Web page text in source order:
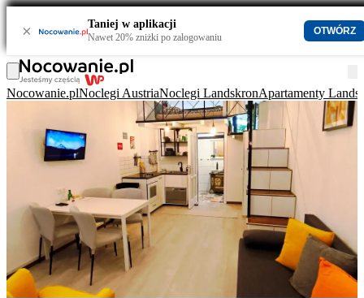
× Taniej w aplikacji
Nawet 20% zniżki po zalogowaniu
OTWÓRZ
Nocowanie.plNoclegi AustriaNoclegi LandskronApartamenty